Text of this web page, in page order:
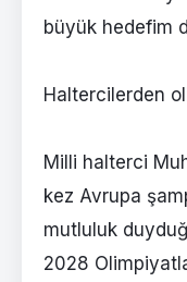
büyük hedefim
Haltercilerden
Milli halterci
kez Avrupa
mutluluk
2028